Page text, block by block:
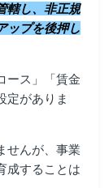
轄し、非正規
ップを後押し
ース」「賃金
定がありま
せんが、事業
成することは